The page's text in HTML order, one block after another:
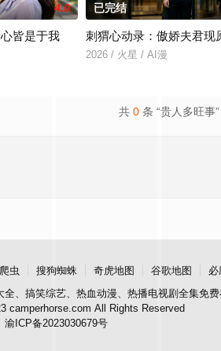
4.0
皆是于我
已完结
刺猬心动录：傲娇夫君现
2026 / 火星 / AI漫
共 0 条 “贵人多旺事
虫 搜狗蜘蛛 奇虎地图 谷歌地图
必
全、搞笑综艺、热血动漫、热播电视剧全集免
camperhorse.com All Rights Reserved
渝ICP备2023030679号